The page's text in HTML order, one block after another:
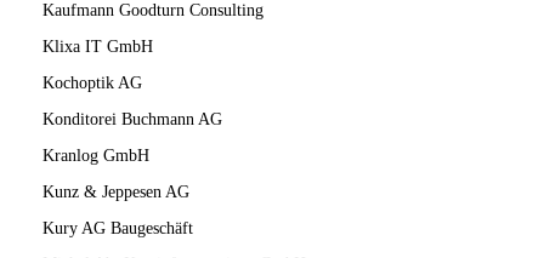
Kaufmann Goodturn Consulting
Klixa IT GmbH
Kochoptik AG
Konditorei Buchmann AG
Kranlog GmbH
Kunz & Jeppesen AG
Kury AG Baugeschäft